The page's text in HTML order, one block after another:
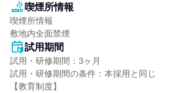
喫煙所情報
喫煙所情報
敷地内全面禁煙
試用期間
試用・研修期間：3ヶ月
試用・研修期間の条件：本採用と同じ
【教育制度】